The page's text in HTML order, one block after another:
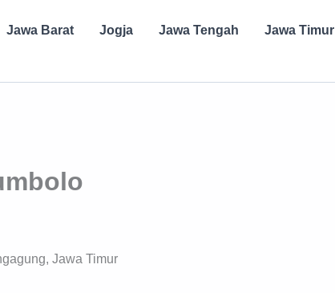
Jawa Barat Jogja Jawa Tengah Jawa Timur
Jawa Timur